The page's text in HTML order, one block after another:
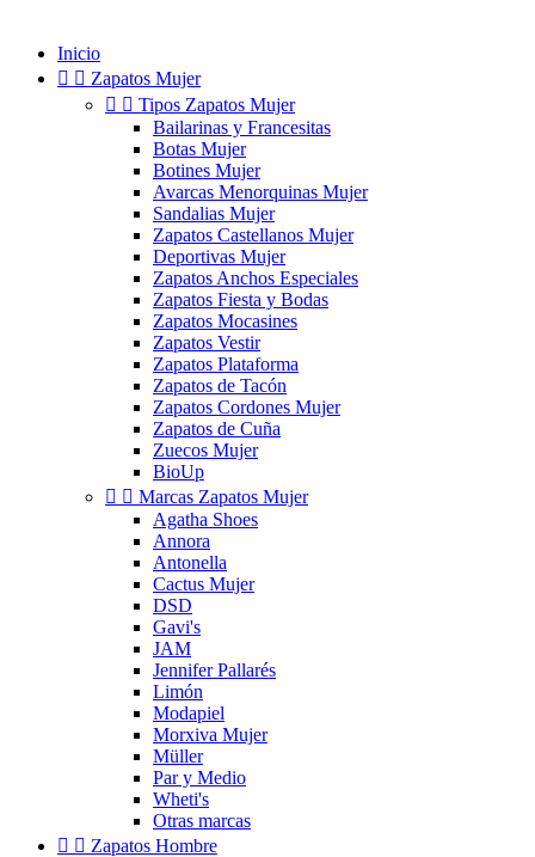
Inicio
  Zapatos Mujer
  Tipos Zapatos Mujer
Bailarinas y Francesitas
Botas Mujer
Botines Mujer
Avarcas Menorquinas Mujer
Sandalias Mujer
Zapatos Castellanos Mujer
Deportivas Mujer
Zapatos Anchos Especiales
Zapatos Fiesta y Bodas
Zapatos Mocasines
Zapatos Vestir
Zapatos Plataforma
Zapatos de Tacón
Zapatos Cordones Mujer
Zapatos de Cuña
Zuecos Mujer
BioUp
  Marcas Zapatos Mujer
Agatha Shoes
Annora
Antonella
Cactus Mujer
DSD
Gavi's
JAM
Jennifer Pallarés
Limón
Modapiel
Morxiva Mujer
Müller
Par y Medio
Wheti's
Otras marcas
  Zapatos Hombre